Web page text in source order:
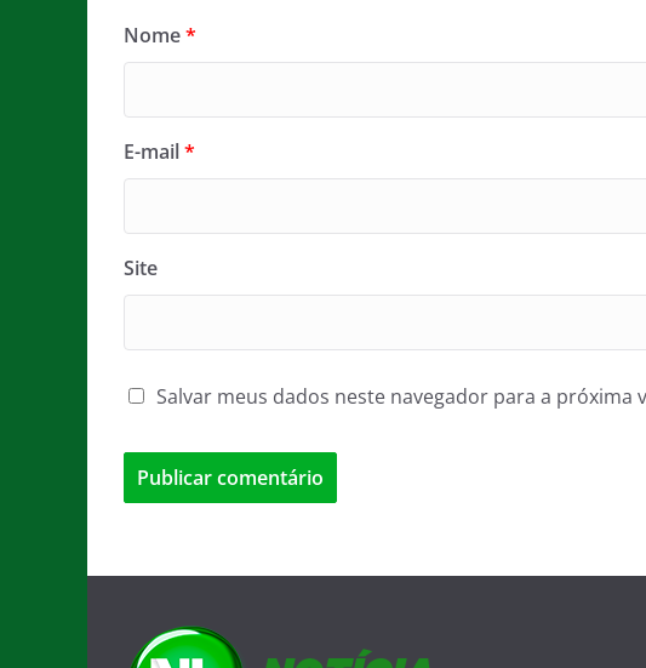
Nome*
E-mail*
Site
Salvar meus dados neste navegador para a próxima